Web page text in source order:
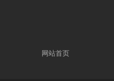
网站首页